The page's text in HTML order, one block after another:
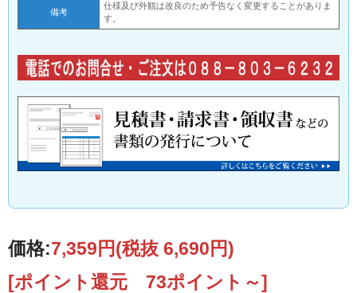
備考
仕様及び外観は改良のため予告なく変更することがありま
す。
価格:7,359円(税抜 6,690円)
[ポイント還元 73ポイント～]